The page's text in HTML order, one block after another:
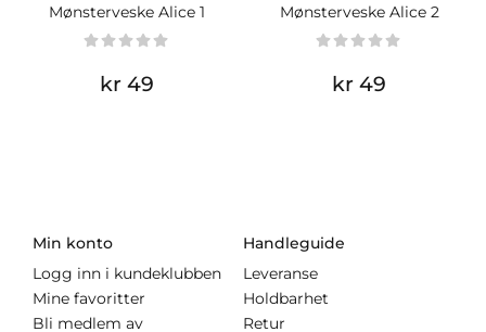
Mønsterveske Alice 1
kr 49
Mønsterveske Alice 2
kr 49
Min konto
Logg inn i kundeklubben
Mine favoritter
Bli medlem av
Handleguide
Leveranse
Holdbarhet
Retur